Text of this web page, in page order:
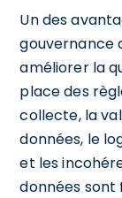
Un des
gouvernance
améliorer la
place des
collecte, la
données, le
et les
données sont